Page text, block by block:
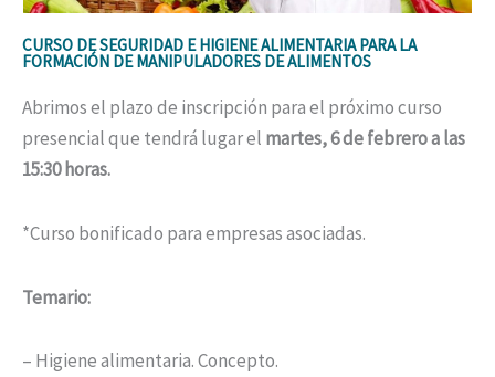
CURSO DE SEGURIDAD E HIGIENE ALIMENTARIA PARA LA
FORMACIÓN DE MANIPULADORES DE ALIMENTOS
Abrimos el plazo de inscripción para el próximo curso
presencial que tendrá lugar el martes, 6 de febrero a las
15:30 horas.
*Curso bonificado para empresas asociadas.
Temario:
– Higiene alimentaria. Concepto.